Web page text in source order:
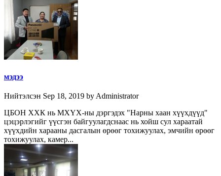
мэдээ
Нийтэлсэн Sep 18, 2019 by Administrator
ЦБОН ХХК нь МХҮХ-ны дэргэдэх "Нарны хаан хүүхдүүд"
цэцэрлэгийг үүсгэн байгуулагдснаас нь хойш сул хараатай
хүүхдийн харааны дасгалын өрөөг тохижуулах, эмчийн өрөөг
тохижуулах, камер...